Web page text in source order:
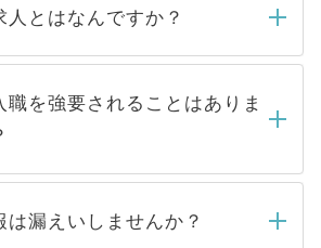
確認し、その後メールもしくは
、5営業日以内にはご連絡をせて
すので、しばらくお待ちくださ
人とはなんですか？
で取り扱っている求人の
は、Webサイトからご覧いただ
公開求人」です。非公開求人は
によって、一般には公開してい
を避けるため 人気のある医療機
職を強要されることはありま
を強要することは一切ありませ
仮に応募先から内定をいただい
は漏えいしませんか？